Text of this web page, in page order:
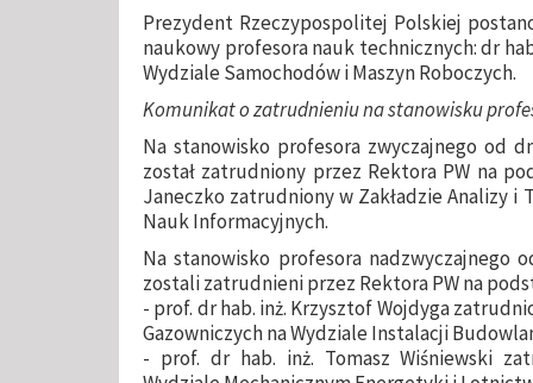
Prezydent Rzeczypospolitej Polskiej
naukowy profesora nauk technicznych: dr
Wydziale Samochodów i Maszyn Roboczych.
Komunikat o zatrudnieniu na stanowisku
Na stanowisko profesora zwyczajnego od
został zatrudniony przez Rektora PW na
Janeczko zatrudniony w Zakładzie Analizy
Nauk Informacyjnych.
Na stanowisko profesora nadzwyczajnego
zostali zatrudnieni przez Rektora PW na
- prof. dr hab. inż. Krzysztof Wojdyga
Gazowniczych na Wydziale Instalacji
- prof. dr hab. inż. Tomasz Wiśniewski